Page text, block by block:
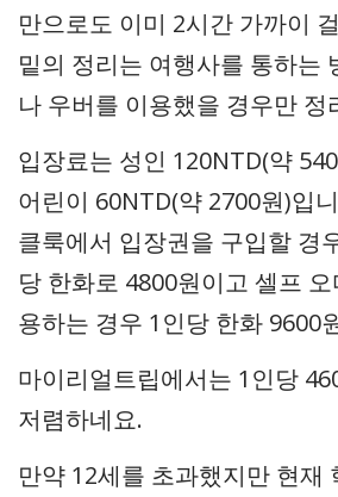
만으로도 이미 2시간 가까이
밑의 정리는 여행사를 통하는
나 우버를 이용했을 경우만 정
입장료는 성인 120NTD(약
어린이 60NTD(약 2700원)입
클룩에서 입장권을 구입할 경
당 한화로 4800원이고 셀프
용하는 경우 1인당 한화 9600
마이리얼트립에서는 1인당
저렴하네요.
만약 12세를 초과했지만 현재